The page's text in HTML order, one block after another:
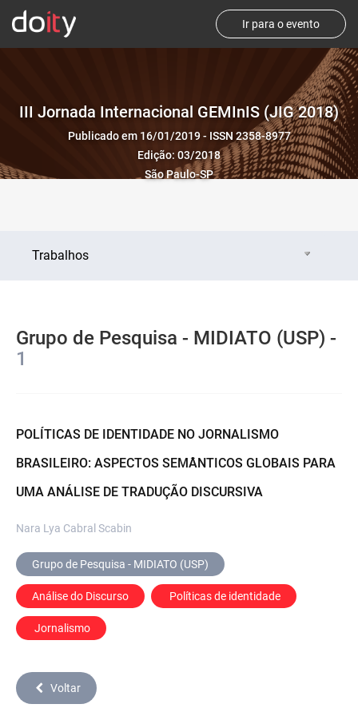
Ir para o evento
III Jornada Internacional GEMInIS (JIG 2018)
Publicado em 16/01/2019 - ISSN 2358-8977
Edição: 03/2018
São Paulo-SP
Trabalhos
Grupo de Pesquisa - MIDIATO (USP) -
1
POLÍTICAS DE IDENTIDADE NO JORNALISMO
BRASILEIRO: ASPECTOS SEMÂNTICOS GLOBAIS PARA
UMA ANÁLISE DE TRADUÇÃO DISCURSIVA
Nara Lya Cabral Scabin
Grupo de Pesquisa - MIDIATO (USP)
Análise do Discurso Políticas de identidade
Jornalismo
Voltar